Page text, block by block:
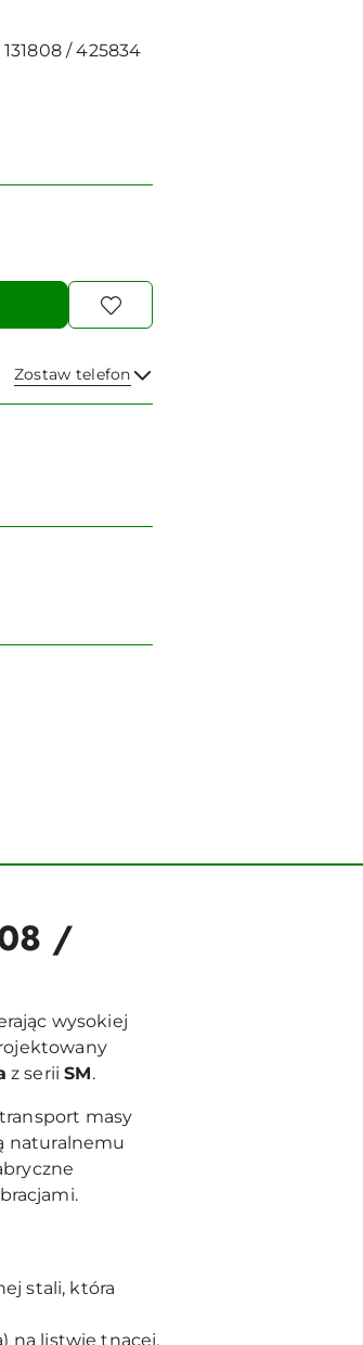
/ 425834
Zostaw telefon
Wyślij
/
wysokiej
z seriiSM.
masy
naturalnemu
stali, która
na listwie tnącej,